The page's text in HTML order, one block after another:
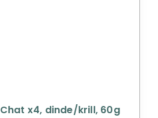
x4, dinde/krill, 60g